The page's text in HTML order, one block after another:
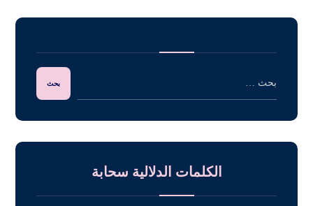
الكلمات الدلالية سحابة